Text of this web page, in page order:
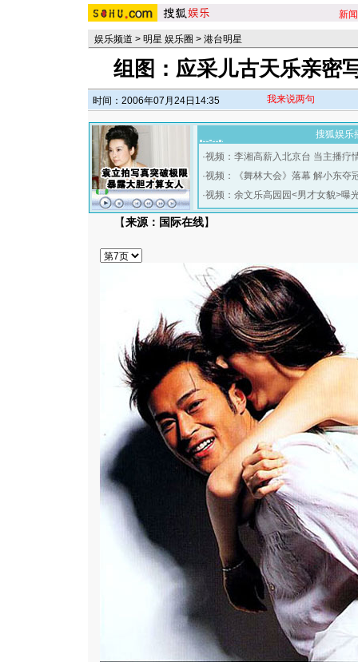
新闻
娱乐频道 > 明星 娱乐圈 > 港台明星
组图：应采儿古天乐亲密
时间：2006年07月24日14:35 我来说两句
搜狐娱乐
·视频：李湘高薪入北京台 当主播疗
·视频：《舞林大会》落幕 解小东夺
·视频：余文乐高园园<男才女貌>曝
【来源：国际在线】